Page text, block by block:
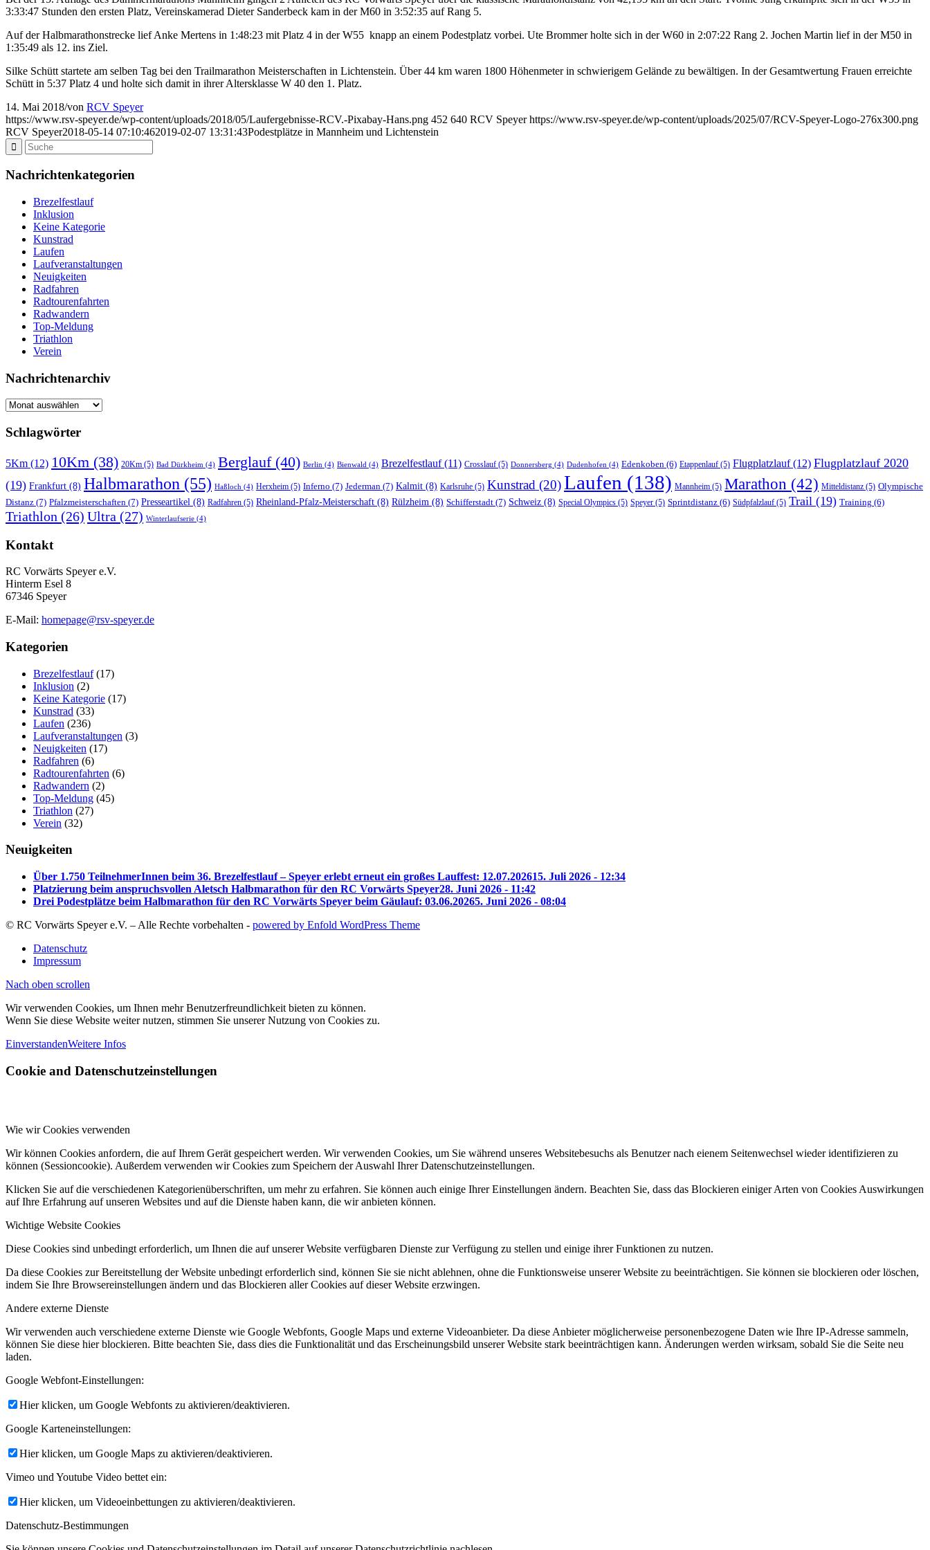
3:33:47 Stunden den ersten Platz, Vereinskamerad Dieter Sanderbeck kam in der M60 in 3:52:35 auf Rang 5.
Auf der Halbmarathonstrecke lief Anke Mertens in 1:48:23 mit Platz 4 in der W55 knapp an einem Podestplatz vorbei. Ute Brommer holte sich in der W60 in 2:07:22 Rang 2. Jochen Martin lief in der M50 in
1:35:49 als 12. ins Ziel.
Silke Schütt startete am selben Tag bei den Trailmarathon Meisterschaften in Lichtenstein. Über 44 km waren 1800 Höhenmeter in schwierigem Gelände zu bewältigen. In der Gesamtwertung Frauen erreichte
Schütt in 5:37 Platz 4 und holte sich damit in ihrer Altersklasse W 40 den 1. Platz.
14. Mai 2018/von RCV Speyer
https://www.rsv-speyer.de/wp-content/uploads/2018/05/Laufergebnisse-RCV.-Pixabay-Hans.png 452 640 RCV Speyer https://www.rsv-speyer.de/wp-content/uploads/2025/07/RCV-Speyer-Logo-276x300.png
RCV Speyer2018-05-14 07:10:462019-02-07 13:31:43Podestplätze in Mannheim und Lichtenstein
Nachrichtenkategorien
Brezelfestlauf
Inklusion
Keine Kategorie
Kunstrad
Laufen
Laufveranstaltungen
Neuigkeiten
Radfahren
Radtourenfahrten
Radwandern
Top-Meldung
Triathlon
Verein
Nachrichtenarchiv
Nachrichtenarchiv
Schlagwörter
5Km (12) 10Km (38) 20Km (5) Bad Dürkheim (4) Berglauf(40) Berlin (4) Bienwald (4) Brezelfestlauf(11) Crosslauf (5) Donnersberg (4) Dudenhofen (4) Edenkoben (6) Etappenlauf (5) Flugplatzlauf(12) Flugplatzlauf 2020
(19) Frankfurt (8) Halbmarathon (55) Haßloch (4) Herxheim (5) Inferno (7) Jederman (7) Kalmit (8) Karlsruhe (5) Kunstrad (20)Laufen (138) Mannheim (5) Marathon (42) Mitteldistanz (5) Olympische
Distanz (7) Pfalzmeisterschaften (7) Presseartikel (8) Radfahren (5) Rheinland-Pfalz-Meisterschaft (8) Rülzheim (8) Schifferstadt (7) Schweiz (8) Special Olympics (5) Speyer (5) Sprintdistanz (6) Südpfalzlauf (5) Trail (19) Training (6)
Triathlon (26) Ultra (27) Winterlaufserie (4)
Kontakt
RC Vorwärts Speyer e.V.
Hinterm Esel 8
67346 Speyer
E-Mail: homepage@rsv-speyer.de
Kategorien
Brezelfestlauf(17)
Inklusion (2)
Keine Kategorie (17)
Kunstrad (33)
Laufen (236)
Laufveranstaltungen (3)
Neuigkeiten (17)
Radfahren (6)
Radtourenfahrten (6)
Radwandern (2)
Top-Meldung (45)
Triathlon (27)
Verein (32)
Neuigkeiten
Über 1.750 TeilnehmerInnen beim 36. Brezelfestlauf – Speyer erlebt erneut ein großes Lauffest: 12.07.202615. Juli 2026 - 12:34
Platzierung beim anspruchsvollen Aletsch Halbmarathon für den RC Vorwärts Speyer28. Juni 2026 - 11:42
Drei Podestplätze beim Halbmarathon für den RC Vorwärts Speyer beim Gäulauf: 03.06.20265. Juni 2026 - 08:04
© RC Vorwärts Speyer e.V. – Alle Rechte vorbehalten - powered by Enfold WordPress Theme
Datenschutz
Impressum
Nach oben scrollen
Wir verwenden Cookies, um Ihnen mehr Benutzerfreundlichkeit bieten zu können.
Wenn Sie diese Website weiter nutzen, stimmen Sie unserer Nutzung von Cookies zu.
EinverstandenWeitere Infos
Cookie and Datenschutzeinstellungen
Wie wir Cookies verwenden
Wir können Cookies anfordern, die auf Ihrem Gerät gespeichert werden. Wir verwenden Cookies, um Sie während unseres Websitebesuchs als Benutzer nach eienem Seitenwechsel wieder identifizieren zu
können (Sessioncookie). Außerdem verwenden wir Cookies zum Speichern der Auswahl Ihrer Datenschutzeinstellungen.
Klicken Sie auf die verschiedenen Kategorienüberschriften, um mehr zu erfahren. Sie können auch einige Ihrer Einstellungen ändern. Beachten Sie, dass das Blockieren einiger Arten von Cookies Auswirkungen
auf Ihre Erfahrung auf unseren Websites und auf die Dienste haben kann, die wir anbieten können.
Wichtige Website Cookies
Diese Cookies sind unbedingt erforderlich, um Ihnen die auf unserer Website verfügbaren Dienste zur Verfügung zu stellen und einige ihrer Funktionen zu nutzen.
Da diese Cookies zur Bereitstellung der Website unbedingt erforderlich sind, können Sie sie nicht ablehnen, ohne die Funktionsweise unserer Website zu beeinträchtigen. Sie können sie blockieren oder löschen,
indem Sie Ihre Browsereinstellungen ändern und das Blockieren aller Cookies auf dieser Website erzwingen.
Andere externe Dienste
Wir verwenden auch verschiedene externe Dienste wie Google Webfonts, Google Maps und externe Videoanbieter. Da diese Anbieter möglicherweise personenbezogene Daten wie Ihre IP-Adresse sammeln,
können Sie diese hier blockieren. Bitte beachten Sie, dass dies die Funktionalität und das Erscheinungsbild unserer Website stark beeinträchtigen kann. Änderungen werden wirksam, sobald Sie die Seite neu
laden.
Google Webfont-Einstellungen:
Hier klicken, um Google Webfonts zu aktivieren/deaktivieren.
Google Karteneinstellungen:
Hier klicken, um Google Maps zu aktivieren/deaktivieren.
Vimeo und Youtube Video bettet ein:
Hier klicken, um Videoeinbettungen zu aktivieren/deaktivieren.
Datenschutz-Bestimmungen